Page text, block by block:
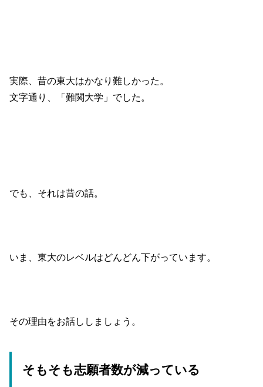
実際、昔の東大はかなり難しかった。
文字通り、「難関大学」でした。
でも、それは昔の話。
いま、東大のレベルはどんどん下がっています。
その理由をお話ししましょう。
そもそも志願者数が減っている